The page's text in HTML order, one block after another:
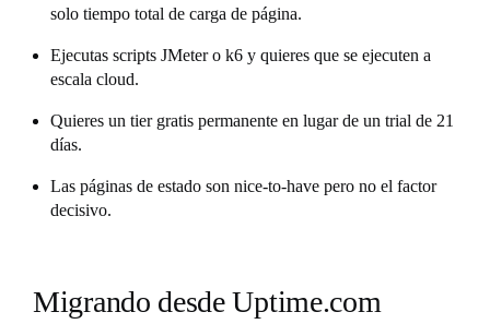
solo tiempo total de carga de página.
Ejecutas scripts JMeter o k6 y quieres que se ejecuten a
escala cloud.
Quieres un tier gratis permanente en lugar de un trial de 21
días.
Las páginas de estado son nice-to-have pero no el factor
decisivo.
Migrando desde Uptime.com